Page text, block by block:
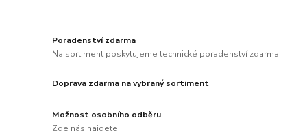
Poradenství zdarma
Na sortiment poskytujeme technické poradenství zdarma
Doprava zdarma na vybraný sortiment
Možnost osobního odběru
Zde nás najdete